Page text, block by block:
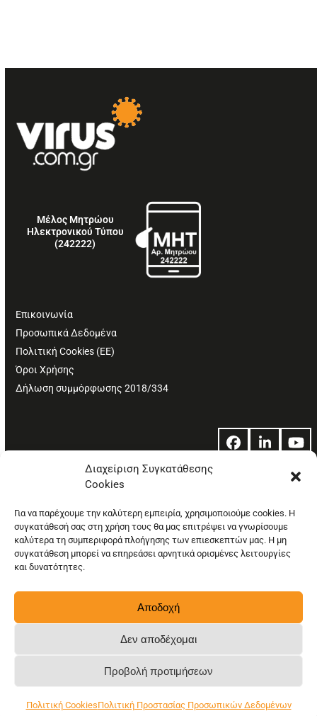
Διαχείριση Συγκατάθεσης
Cookies
Για να παρέχουμε την καλύτερη εμπειρία, χρησιμοποιούμε cookies. Η
συγκατάθεσή σας στη χρήση τους θα μας επιτρέψει να γνωρίσουμε
καλύτερα τη συμπεριφορά πλοήγησης των επιεσκεπτών μας. Η μη
συγκατάθεση μπορεί να επηρεάσει αρνητικά ορισμένες λειτουργίες
και δυνατότητες.
Αποδοχή
Δεν αποδέχομαι
Προβολή προτιμήσεων
Πολιτική CookiesΠολιτική Προστασίας Προσωπικών Δεδομένων
Μέλος Μητρώου
Ηλεκτρονικού Τύπου
(242222)
Επικοινωνία
Προσωπικά Δεδομένα
Πολιτική Cookies (ΕΕ)
Όροι Χρήσης
Δήλωση συμμόρφωσης 2018/334
Facebook
LinkedIn
© Copyright: Ethos Media S.A.